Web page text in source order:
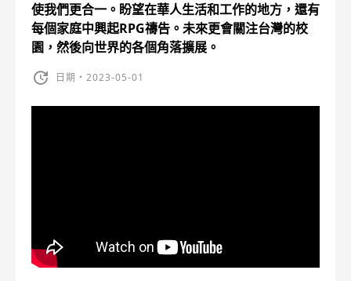
使我們更合一。盼望在華人生活和工作的地方，還有
每個家庭中興起RPG禱告。未來更會關注台灣的校
園，然後向世界的各個角落擴展。
日期・2023-05-01